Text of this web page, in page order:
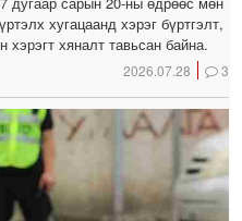
хугацаанд хэрэг бүртгэлт,
хяналт тавьсан байна.
2026.07.28 3